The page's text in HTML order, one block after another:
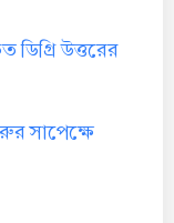
ডিগ্রি উত্তরের
সাপেক্ষে